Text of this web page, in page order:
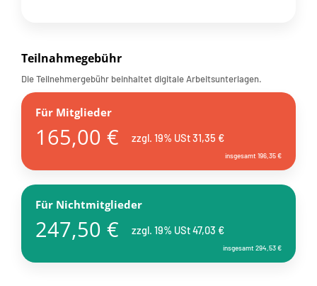
Teilnahmegebühr
Die Teilnehmergebühr beinhaltet digitale Arbeitsunterlagen.
Für Mitglieder
165,00 € zzgl. 19% USt 31,35 €
insgesamt 196,35 €
Für Nichtmitglieder
247,50 € zzgl. 19% USt 47,03 €
insgesamt 294,53 €